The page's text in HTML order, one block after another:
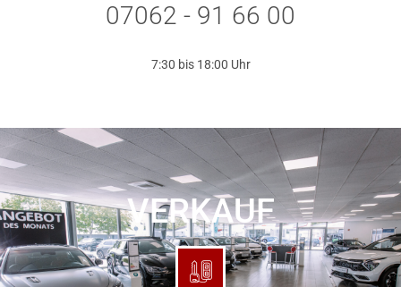
07062 - 91 66 00
7:30 bis 18:00 Uhr
VERKAUF